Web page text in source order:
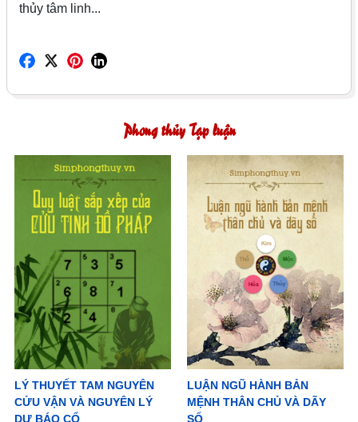
thủy tâm linh...
Phong thủy Tạp luận
LÝ THUYẾT TAM NGUYÊN
CỬU VẬN VÀ NGUYÊN LÝ
DỰ BÁO CỔ
LUẬN NGŨ HÀNH BẢN
MỆNH THÂN CHỦ VÀ DÃY
SỐ